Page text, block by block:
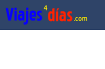
Saltar
al
contenido